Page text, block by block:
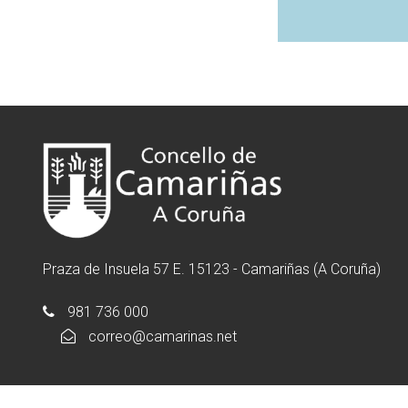
Praza de Insuela 57 E. 15123 - Camariñas (A Coruña)
981 736 000
correo@camarinas.net